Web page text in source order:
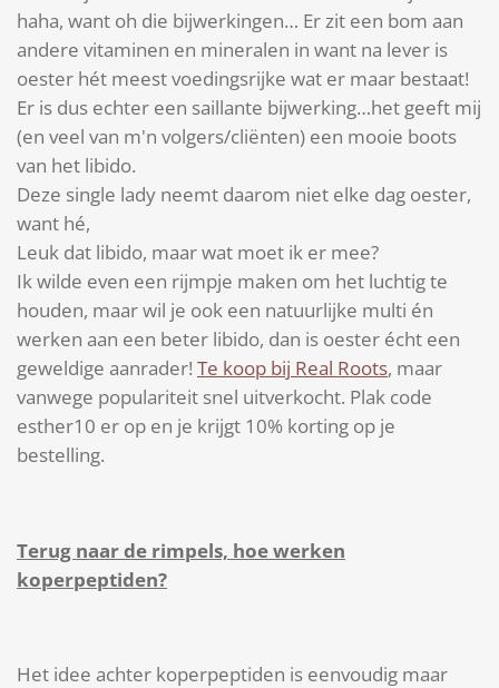
haha, want oh die bijwerkingen… Er zit een bom aan
andere vitaminen en mineralen in want na lever is
oester hét meest voedingsrijke wat er maar bestaat!
Er is dus echter een saillante bijwerking…het geeft mij
(en veel van m'n volgers/cliënten) een mooie boots
van het libido.
Deze single lady neemt daarom niet elke dag oester,
want hé,
Leuk dat libido, maar wat moet ik er mee?
Ik wilde even een rijmpje maken om het luchtig te
houden, maar wil je ook een natuurlijke multi én
werken aan een beter libido, dan is oester écht een
geweldige aanrader! Te koop bij Real Roots, maar
vanwege populariteit snel uitverkocht. Plak code
esther10 er op en je krijgt 10% korting op je
bestelling.
Terug naar de rimpels, hoe werken
koperpeptiden?
Het idee achter koperpeptiden is eenvoudig maar